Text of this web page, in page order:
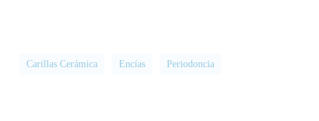
Carillas Cerámica Encías Periodoncia